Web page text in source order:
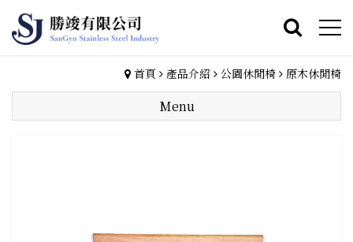
首頁 產品介紹 公園休閒椅 原木休閒椅
Menu